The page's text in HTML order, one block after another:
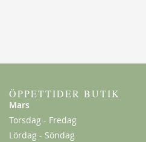
ÖPPETTIDER BUTIK
Mars
Torsdag - Fredag
Lördag - Söndag